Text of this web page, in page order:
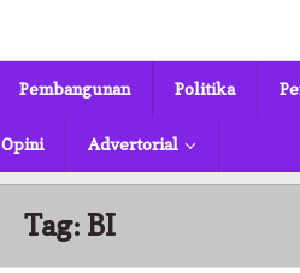
Pembangunan Politika
Opini Advertorial
Tag:BI